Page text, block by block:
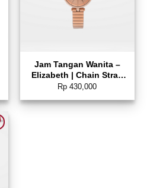
Jam Tangan Wanita –
Elizabeth | Chain Strap
2203-0677
Rp 430,000